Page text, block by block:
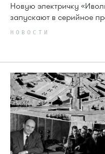
Новую электричку
запускают в серийное
НОВОСТИ